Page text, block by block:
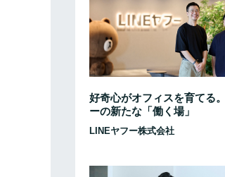
好奇心がオフィスを育てる
ーの新たな「働く場」
LINEヤフー株式会社